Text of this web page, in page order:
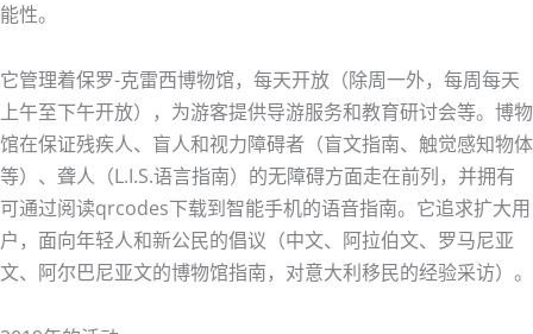
能性。
它管理着保罗-克雷西博物馆，每天开放（除周一外，每周每天
上午至下午开放），为游客提供导游服务和教育研讨会等。博物
馆在保证残疾人、盲人和视力障碍者（盲文指南、触觉感知物体
等）、聋人（L.I.S.语言指南）的无障碍方面走在前列，并拥有
可通过阅读qrcodes下载到智能手机的语音指南。它追求扩大用
户，面向年轻人和新公民的倡议（中文、阿拉伯文、罗马尼亚
文、阿尔巴尼亚文的博物馆指南，对意大利移民的经验采访）。